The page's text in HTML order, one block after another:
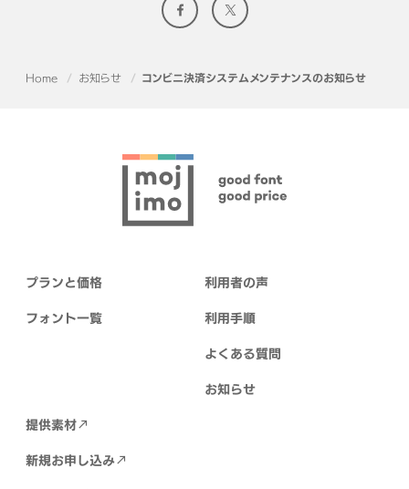
Home お知らせ コンビニ決済システムメンテナンスのお知らせ
プランと価格
フォント一覧
利用者の声
利用手順
よくある質問
お知らせ
提供素材
新規お申し込み